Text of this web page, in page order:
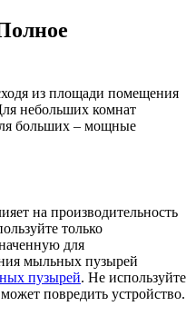
из площади помещения
небольших комнат
больших – мощные
на производительность
только
для
мыльных пузырей
пузырей. Не используйте
повредить устройство.